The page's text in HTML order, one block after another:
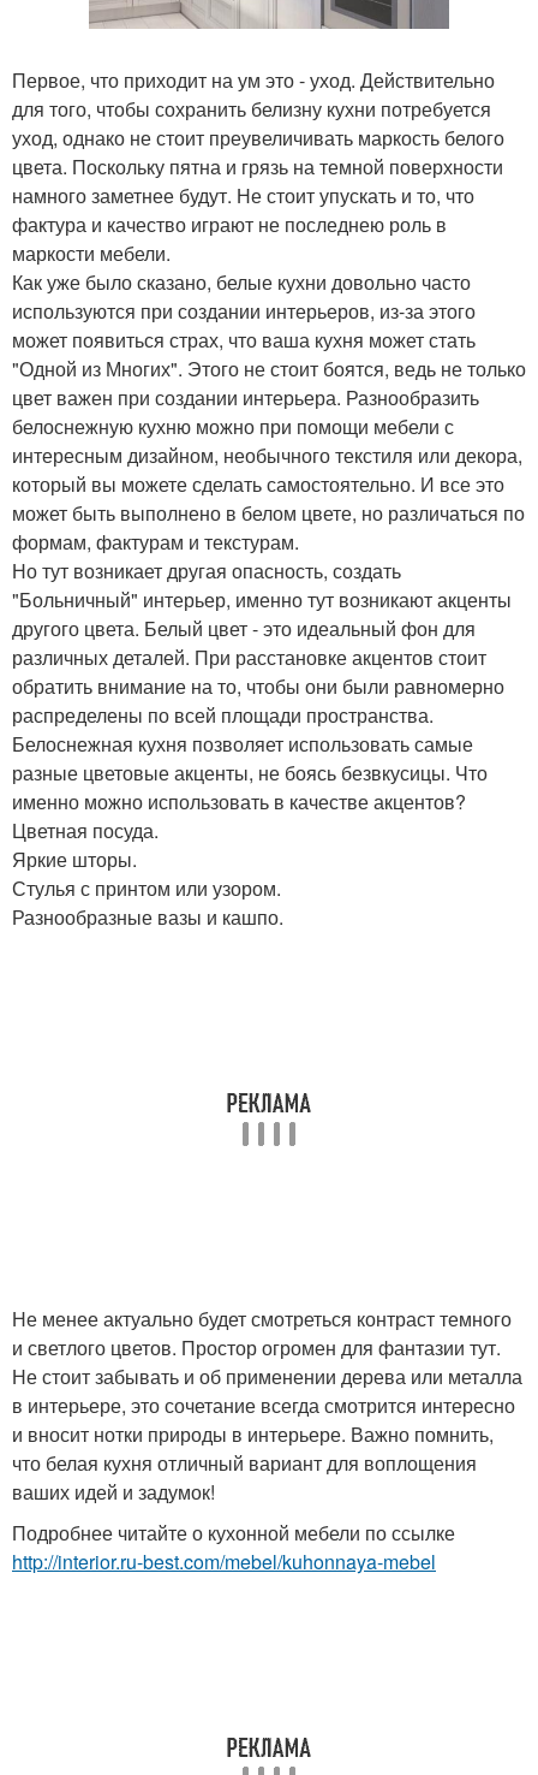
Первое, что приходит на ум это - уход. Действительно
для того, чтобы сохранить белизну кухни потребуется
уход, однако не стоит преувеличивать маркость белого
цвета. Поскольку пятна и грязь на темной поверхности
намного заметнее будут. Не стоит упускать и то, что
фактура и качество играют не последнею роль в
маркости мебели.
Как уже было сказано, белые кухни довольно часто
используются при создании интерьеров, из-за этого
может появиться страх, что ваша кухня может стать
"Одной из Многих". Этого не стоит боятся, ведь не только
цвет важен при создании интерьера. Разнообразить
белоснежную кухню можно при помощи мебели с
интересным дизайном, необычного текстиля или декора,
который вы можете сделать самостоятельно. И все это
может быть выполнено в белом цвете, но различаться по
формам, фактурам и текстурам.
Но тут возникает другая опасность, создать
"Больничный" интерьер, именно тут возникают акценты
другого цвета. Белый цвет - это идеальный фон для
различных деталей. При расстановке акцентов стоит
обратить внимание на то, чтобы они были равномерно
распределены по всей площади пространства.
Белоснежная кухня позволяет использовать самые
разные цветовые акценты, не боясь безвкусицы. Что
именно можно использовать в качестве акцентов?
Цветная посуда.
Яркие шторы.
Стулья с принтом или узором.
Разнообразные вазы и кашпо.
Не менее актуально будет смотреться контраст темного
и светлого цветов. Простор огромен для фантазии тут.
Не стоит забывать и об применении дерева или металла
в интерьере, это сочетание всегда смотрится интересно
и вносит нотки природы в интерьере. Важно помнить,
что белая кухня отличный вариант для воплощения
ваших идей и задумок!
Подробнее читайте о кухонной мебели по ссылке
http://interior.ru-best.com/mebel/kuhonnaya-mebel